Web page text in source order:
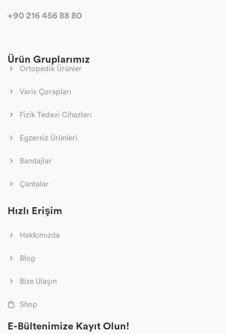
+90 216 456 88 80
Ürün Gruplarımız
Ortopedik Ürünler
Varis Çorapları
Fizik Tedavi Cihazları
Egzersiz Ürünleri
Bandajlar
Çantalar
Hızlı Erişim
Hakkımızda
Blog
Bize Ulaşın
Shop
E-Bültenimize Kayıt Olun!